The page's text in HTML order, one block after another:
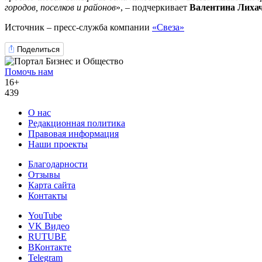
городов, поселков и районов», – подчеркивает Валентина
Источник – пресс-служба компании «Свеза»
Поделиться
Помочь нам
16+
439
О нас
Редакционная политика
Правовая информация
Наши проекты
Благодарности
Отзывы
Карта сайта
Контакты
YouTube
VK Видео
RUTUBE
ВКонтакте
Telegram